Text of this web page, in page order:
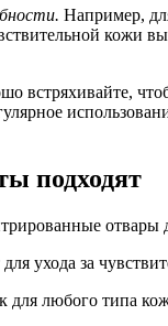
Например,
кожи
встряхивайте,
подходят
отвары
ухода за
для любого типа